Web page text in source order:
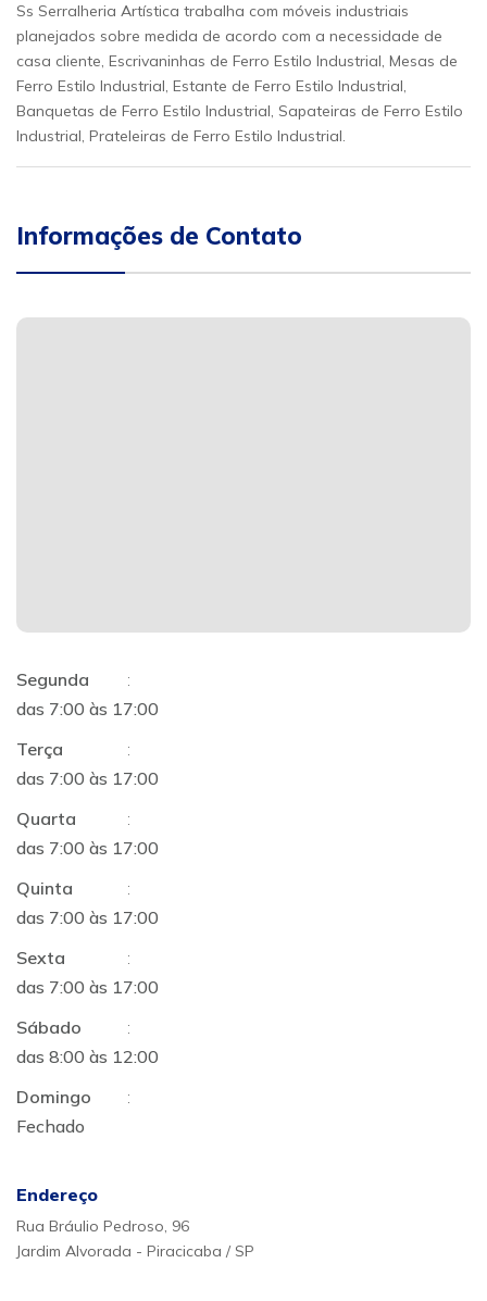
Ss Serralheria Artística trabalha com móveis industriais
planejados sobre medida de acordo com a necessidade de
casa cliente, Escrivaninhas de Ferro Estilo Industrial, Mesas de
Ferro Estilo Industrial, Estante de Ferro Estilo Industrial,
Banquetas de Ferro Estilo Industrial, Sapateiras de Ferro Estilo
Industrial, Prateleiras de Ferro Estilo Industrial.
Informações de Contato
Segunda
:
das 7:00 às 17:00
Terça
:
das 7:00 às 17:00
Quarta
:
das 7:00 às 17:00
Quinta
:
das 7:00 às 17:00
Sexta
:
das 7:00 às 17:00
Sábado
:
das 8:00 às 12:00
Domingo
:
Fechado
Endereço
Rua Bráulio Pedroso, 96
Jardim Alvorada - Piracicaba / SP